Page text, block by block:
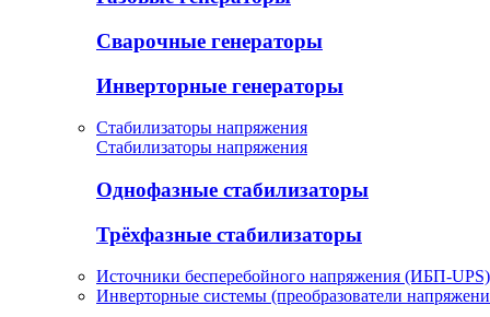
Сварочные генераторы
Инверторные генераторы
Стабилизаторы напряжения
Стабилизаторы напряжения
Однофазные стабилизаторы
Трёхфазные стабилизаторы
Источники бесперебойного напряжения (ИБП-UPS)
Инверторные системы (преобразователи